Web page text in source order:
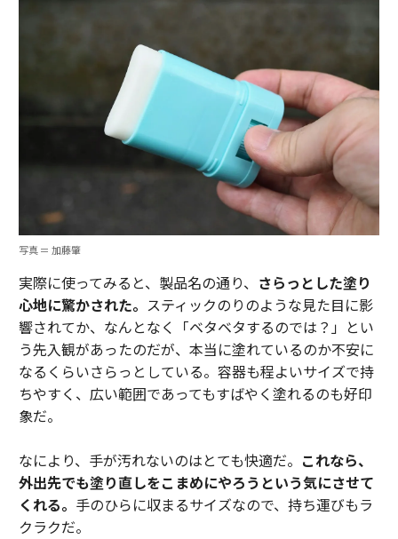
写真 ＝ 加藤肇
実際に使ってみると、製品名の通り、 さらっとした塗り
心地に驚かされた。 スティックのりのような見た目に影
響されてか、なんとなく「ベタベタするのでは？」とい
う先入観があったのだが、本当に塗れているのか不安に
なるくらいさらっとしている。容器も程よいサイズで持
ちやすく、広い範囲であってもすばやく塗れるのも好印
象だ。
なにより、手が汚れないのはとても快適だ。 これなら、
外出先でも塗り直しをこまめにやろうという気にさせて
くれる。 手のひらに収まるサイズなので、持ち運びもラ
クラクだ。